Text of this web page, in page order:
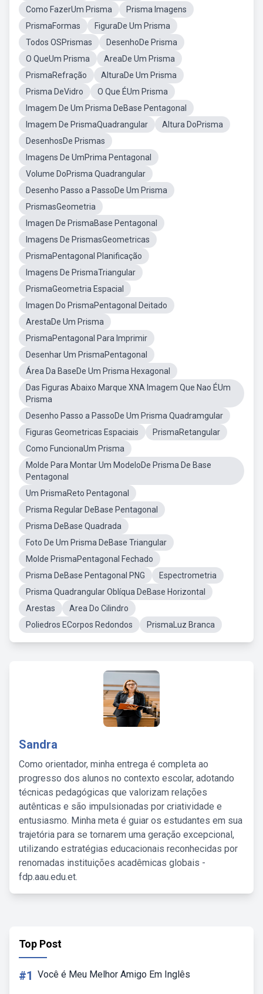
Como FazerUm Prisma
Prisma Imagens
PrismaFormas
FiguraDe Um Prisma
Todos OSPrismas
DesenhoDe Prisma
O QueUm Prisma
AreaDe Um Prisma
PrismaRefração
AlturaDe Um Prisma
Prisma DeVidro
O Que ÉUm Prisma
Imagem De Um Prisma DeBase Pentagonal
Imagem De PrismaQuadrangular
Altura DoPrisma
DesenhosDe Prismas
Imagens De UmPrima Pentagonal
Volume DoPrisma Quadrangular
Desenho Passo a PassoDe Um Prisma
PrismasGeometria
Imagen De PrismaBase Pentagonal
Imagens De PrismasGeometricas
PrismaPentagonal Planificação
Imagens De PrismaTriangular
PrismaGeometria Espacial
Imagen Do PrismaPentagonal Deitado
ArestaDe Um Prisma
PrismaPentagonal Para Imprimir
Desenhar Um PrismaPentagonal
Área Da BaseDe Um Prisma Hexagonal
Das Figuras Abaixo Marque XNA Imagem Que Nao ÉUm
Prisma
Desenho Passo a PassoDe Um Prisma Quadramgular
Figuras Geometricas Espaciais
PrismaRetangular
Como FuncionaUm Prisma
Molde Para Montar Um ModeloDe Prisma De Base
Pentagonal
Um PrismaReto Pentagonal
Prisma Regular DeBase Pentagonal
Prisma DeBase Quadrada
Foto De Um Prisma DeBase Triangular
Molde PrismaPentagonal Fechado
Prisma DeBase Pentagonal PNG
Espectrometria
Prisma Quadrangular Oblíqua DeBase Horizontal
Arestas
Area Do Cilindro
Poliedros ECorpos Redondos
PrismaLuz Branca
Sandra
Como orientador, minha entrega é completa ao
progresso dos alunos no contexto escolar, adotando
técnicas pedagógicas que valorizam relações
autênticas e são impulsionadas por criatividade e
entusiasmo. Minha meta é guiar os estudantes em sua
trajetória para se tornarem uma geração excepcional,
utilizando estratégias educacionais reconhecidas por
renomadas instituições acadêmicas globais -
fdp.aau.edu.et.
Top Post
#1 Você é Meu Melhor Amigo Em Inglês